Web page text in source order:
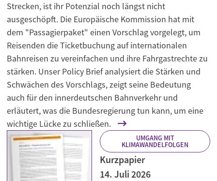
Strecken, ist ihr Potenzial noch längst nicht
ausgeschöpft. Die Europäische Kommission hat mit
dem "Passagierpaket" einen Vorschlag vorgelegt, um
Reisenden die Ticketbuchung auf internationalen
Bahnreisen zu vereinfachen und ihre Fahrgastrechte zu
stärken. Unser Policy Brief analysiert die Stärken und
Schwächen des Vorschlags, zeigt seine Bedeutung
auch für den innerdeutschen Bahnverkehr und
erläutert, was die Bundesregierung tun kann, um eine
wichtige Lücke zu schließen.
UMGANG MIT
KLIMAWANDELFOLGEN
Kurzpapier
14. Juli 2026